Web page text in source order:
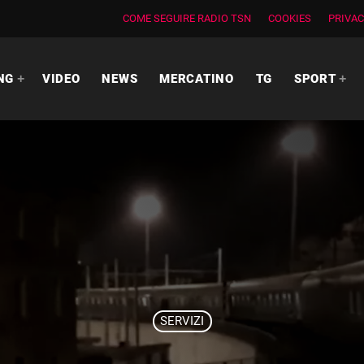
COME SEGUIRE RADIO TSN COOKIES
VIDEO NEWS MERCATINO TG SPORT
SERVIZI